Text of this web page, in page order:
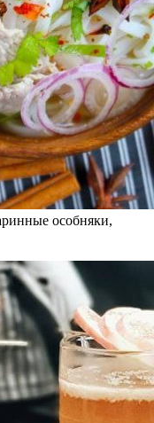
особняки,